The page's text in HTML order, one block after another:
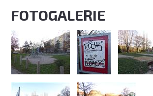
FOTOGALERIE